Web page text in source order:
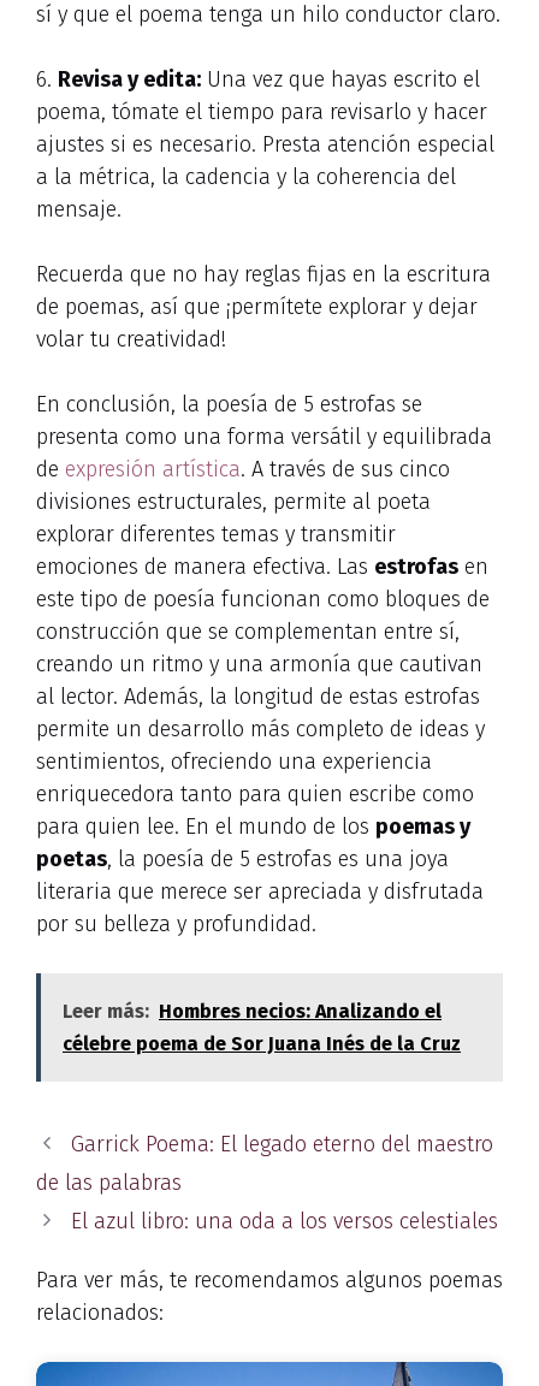
sí y que el poema tenga un hilo conductor claro.
6. Revisa y edita: Una vez que hayas escrito el
poema, tómate el tiempo para revisarlo y hacer
ajustes si es necesario. Presta atención especial
a la métrica, la cadencia y la coherencia del
mensaje.
Recuerda que no hay reglas fijas en la escritura
de poemas, así que ¡permítete explorar y dejar
volar tu creatividad!
En conclusión, la poesía de 5 estrofas se
presenta como una forma versátil y equilibrada
de expresión artística. A través de sus cinco
divisiones estructurales, permite al poeta
explorar diferentes temas y transmitir
emociones de manera efectiva. Las estrofas en
este tipo de poesía funcionan como bloques de
construcción que se complementan entre sí,
creando un ritmo y una armonía que cautivan
al lector. Además, la longitud de estas estrofas
permite un desarrollo más completo de ideas y
sentimientos, ofreciendo una experiencia
enriquecedora tanto para quien escribe como
para quien lee. En el mundo de los poemas y
poetas, la poesía de 5 estrofas es una joya
literaria que merece ser apreciada y disfrutada
por su belleza y profundidad.
Leer más: Hombres necios: Analizando el
célebre poema de Sor Juana Inés de la Cruz
Garrick Poema: El legado eterno del maestro
de las palabras
El azul libro: una oda a los versos celestiales
Para ver más, te recomendamos algunos poemas
relacionados: